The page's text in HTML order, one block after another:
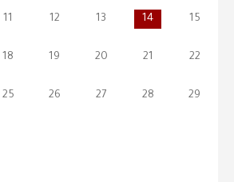
11 12 13 14 15
18 19 20 21 22
25 26 27 28 29